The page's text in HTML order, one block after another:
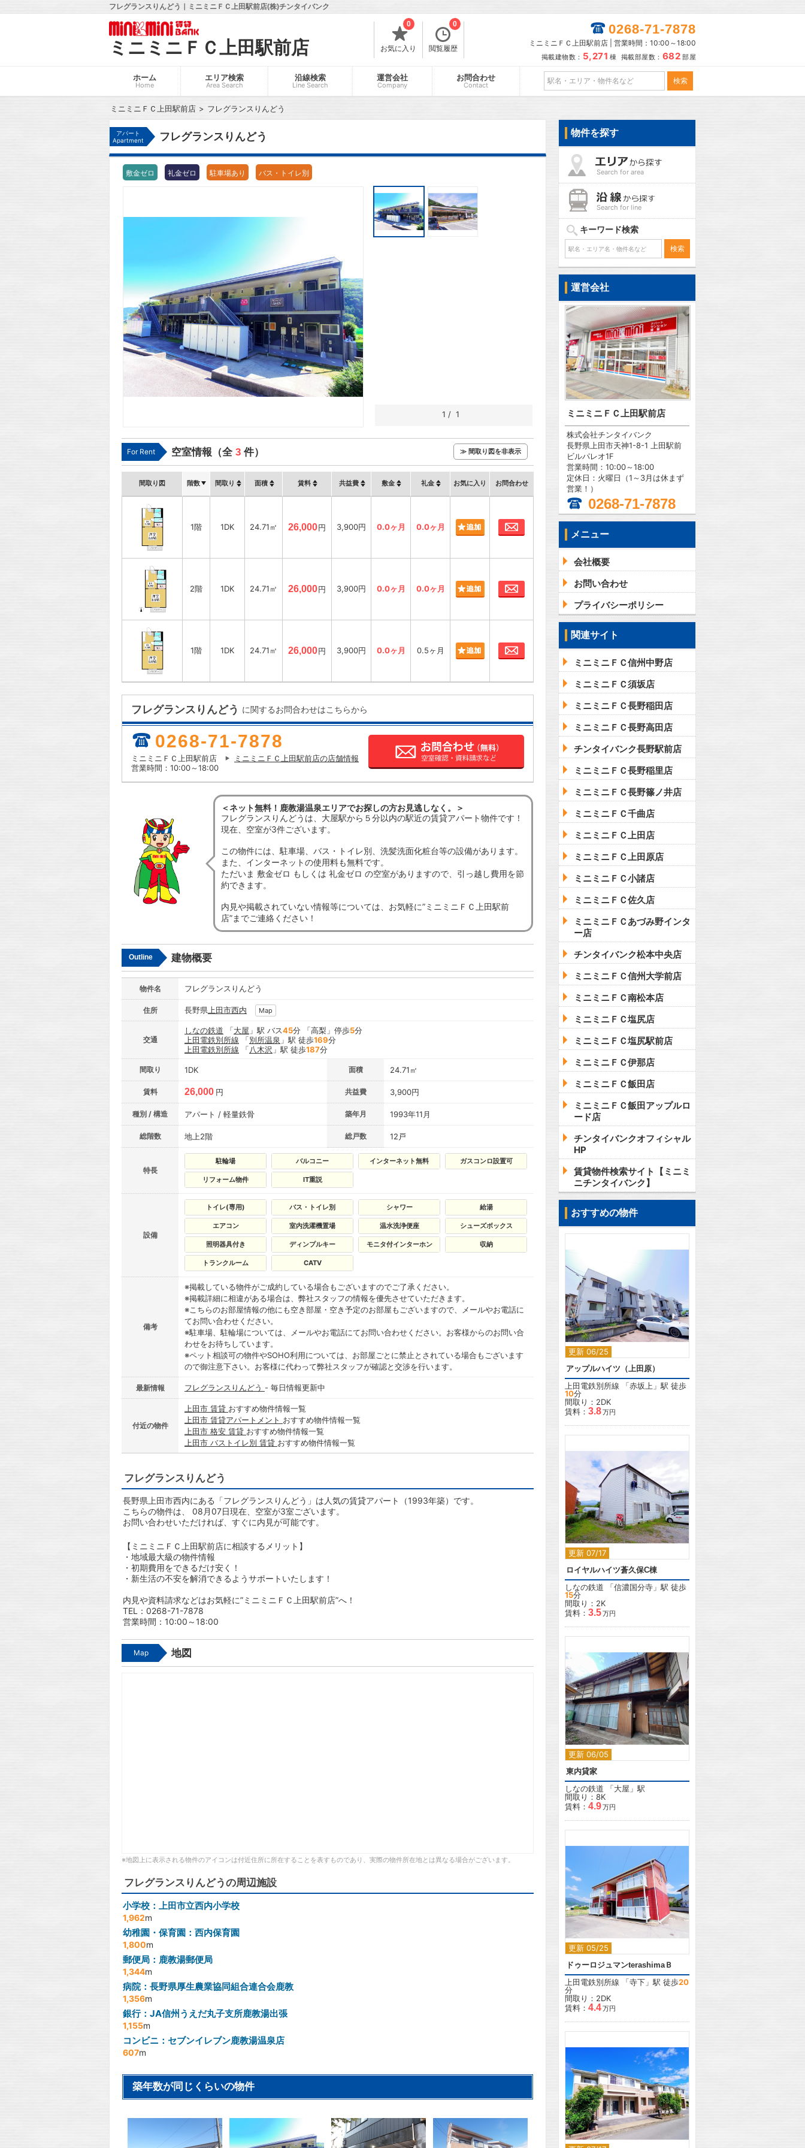
フレグランスりんどう｜ミニミニＦＣ上田駅前店(株)チンタイバンク
ミニミニＦＣ上田駅前店 お気に入り
0
閲覧履歴
0 0268-71-7878
ミニミニＦＣ上田駅前店 | 営業時間：10:00～18:00
掲載建物数： 5,271 棟 掲載部屋数： 682 部屋
ホーム
Home
エリア検索
Area Search
沿線検索
Line Search
運営会社
Company
お問合わせ
Contact
ミニミニＦＣ上田駅前店 フレグランスりんどう
アパート
Apartment
フレグランスりんどう
敷金ゼロ 礼金ゼロ 駐車場あり バス・トイレ別
1 / 1
For Rent 空室情報（全 3 件） ≫ 間取り図を非表示
間取り図 階数 間取り 面積 賃料 共益費 敷金 礼金 お気に入り お問合わせ
1階 1DK 24.71㎡ 26,000円 3,900円 0.0ヶ月 0.0ヶ月 お問合わせ
2階 1DK 24.71㎡ 26,000円 3,900円 0.0ヶ月 0.0ヶ月 お問合わせ
1階 1DK 24.71㎡ 26,000円 3,900円 0.0ヶ月 0.5ヶ月
フレグランスりんどう に関するお問合わせはこちらから
0268-71-7878
ミニミニＦＣ上田駅前店
ミニミニＦＣ上田駅前店の店舗情報
営業時間：10:00～18:00
＜ネット無料！鹿教湯温泉エリアでお探しの方お見逃しなく。＞
フレグランスりんどうは、大屋駅から５分以内の駅近の賃貸アパート物件です！
現在、空室が3件ございます。
この物件には、駐車場、バス・トイレ別、洗髪洗面化粧台等の設備があります。
また、インターネットの使用料も無料です。
ただいま 敷金ゼロ もしくは 礼金ゼロ の空室がありますので、引っ越し費用を節
約できます。
内見や掲載されていない情報等については、お気軽に”ミニミニＦＣ上田駅前
店”までご連絡ください！
Outline 建物概要
物件名 フレグランスりんどう
住所 長野県 上田市西内 Map
交通
しなの鉄道 「大屋 」駅 バス45分 「高梨」停歩5分
上田電鉄別所線 「別所温泉 」駅 徒歩169分
上田電鉄別所線 「八木沢 」駅 徒歩187分
間取り 1DK 面積 24.71㎡
賃料 26,000 円 共益費 3,900円
種別 / 構造 アパート / 軽量鉄骨 築年月 1993年11月
総階数 地上2階 総戸数 12戸
特長
駐輪場 バルコニー インターネット無料 ガスコンロ設置可
リフォーム物件 IT重説
設備
トイレ(専用) バス・トイレ別 シャワー 給湯
エアコン 室内洗濯機置場 温水洗浄便座 シューズボックス
照明器具付き ディンプルキー モニタ付インターホン 収納
トランクルーム CATV
備考
※掲載している物件がご成約している場合もございますのでご了承ください。
※掲載詳細に相違がある場合は、弊社スタッフの情報を優先させていただきます。
※こちらのお部屋情報の他にも空き部屋・空き予定のお部屋もございますので、メールやお電話に
てお問い合わせください。
※駐車場、駐輪場については、メールやお電話にてお問い合わせください。お客様からのお問い合
わせをお待ちしています。
※ペット相談可の物件やSOHO利用については、お部屋ごとに禁止とされている場合もございます
ので御注意下さい。お客様に代わって弊社スタッフが確認と交渉を行います。
最新情報 フレグランスりんどう - 毎日情報更新中
付近の物件
上田市 賃貸 おすすめ物件情報一覧
上田市 賃貸アパートメント おすすめ物件情報一覧
上田市 格安 賃貸 おすすめ物件情報一覧
上田市 バストイレ別 賃貸 おすすめ物件情報一覧
フレグランスりんどう
長野県上田市西内にある「フレグランスりんどう」は人気の賃貸アパート（1993年築）です。
こちらの物件は、 08月07日現在、空室が3室ございます。
お問い合わせいただければ、すぐに内見が可能です。
【ミニミニＦＣ上田駅前店に相談するメリット】
・地域最大級の物件情報
・初期費用をできるだけ安く！
・新生活の不安を解消できるようサポートいたします！
内見や資料請求などはお気軽に”ミニミニＦＣ上田駅前店”へ！
TEL：0268-71-7878
営業時間：10:00～18:00
Map 地図
※地図上に表示される物件のアイコンは付近住所に所在することを表すものであり、実際の物件所在地とは異なる場合がございます。
フレグランスりんどうの周辺施設
小学校：上田市立西内小学校
1,962m
幼稚園・保育園：西内保育園
1,800m
郵便局：鹿教湯郵便局
1,344m
病院：長野県厚生農業協同組合連合会鹿教
1,356m
銀行：JA信州うえだ丸子支所鹿教湯出張
1,155m
コンビニ：セブンイレブン鹿教湯温泉店
607m
築年数が同じくらいの物件
物件を探す
Search for area
Search for line
キーワード検索
運営会社
ミニミニＦＣ上田駅前店
株式会社チンタイバンク
長野県上田市天神1-8-1 上田駅前
ビルパレオ1F
営業時間：10:00～18:00
定休日：火曜日（1～3月は休まず
営業！）
0268-71-7878
メニュー
会社概要
お問い合わせ
プライバシーポリシー
関連サイト
ミニミニＦＣ信州中野店
ミニミニＦＣ須坂店
ミニミニＦＣ長野稲田店
ミニミニＦＣ長野高田店
チンタイバンク長野駅前店
ミニミニＦＣ長野稲里店
ミニミニＦＣ長野篠ノ井店
ミニミニＦＣ千曲店
ミニミニＦＣ上田店
ミニミニＦＣ上田原店
ミニミニＦＣ小諸店
ミニミニＦＣ佐久店
ミニミニＦＣあづみ野インタ
ー店
チンタイバンク松本中央店
ミニミニＦＣ信州大学前店
ミニミニＦＣ南松本店
ミニミニＦＣ塩尻店
ミニミニＦＣ塩尻駅前店
ミニミニＦＣ伊那店
ミニミニＦＣ飯田店
ミニミニＦＣ飯田アップルロ
ード店
チンタイバンクオフィシャル
HP
賃貸物件検索サイト【ミニミ
ニチンタイバンク】
おすすめの物件
更新 06/25
2
アップルハイツ（上田原）
上田電鉄別所線 「赤坂上 」駅 徒歩
10分
間取り：2DK
賃料： 3.8万円
更新 07/17
ロイヤルハイツ蒼久保C棟
しなの鉄道 「信濃国分寺 」駅 徒歩
15分
間取り：2K
賃料： 3.5万円
更新 06/05
2
東内貸家
しなの鉄道 「大屋 」駅
間取り：8K
賃料： 4.9万円
更新 05/25
2
ドゥーロジュマンterashimaＢ
上田電鉄別所線 「寺下 」駅 徒歩20
分
間取り：2DK
賃料： 4.4万円
2